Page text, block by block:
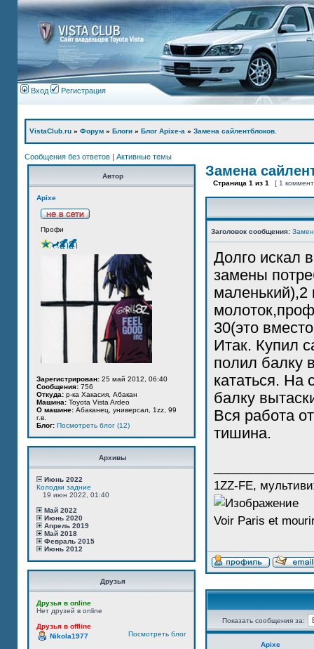
Вход Регистрация
VistaClub.ru » Форум » Блоги » Блог Apixe-а » Замена сайлентблоков.
Сообщения без ответов | Активные темы
Автор
Apixe
Профи
Зарегистрирован: 25 май 2012, 06:40
Сообщения: 756
Откуда: р-ка Хакасия, Абакан
Машина: Toyota Vista Ardeo
О машине: Абаканец, универсал, 1zz, 99
г.в.
Блог: Посмотреть блог (12)
Архивы
Июнь 2022
Колодки задние
19 июн 2022, 01:40
Май 2022
Июнь 2020
Апрель 2019
Май 2018
Февраль 2015
Июнь 2012
Друзья
Друзья в online
Нет друзей в online
Друзья в offline
Посмотреть блог
Nikola1977
Замена
Страница 1 из 1 [ 1
Заголовок сообщения:
Долго искал
замены
маленький),2
30(это
Итак. Купил
полил балку
кататься. На
балку
Вся работа
тишина.
1ZZ-FE,
Voir Paris et
Показать сообщения за:
Apixe